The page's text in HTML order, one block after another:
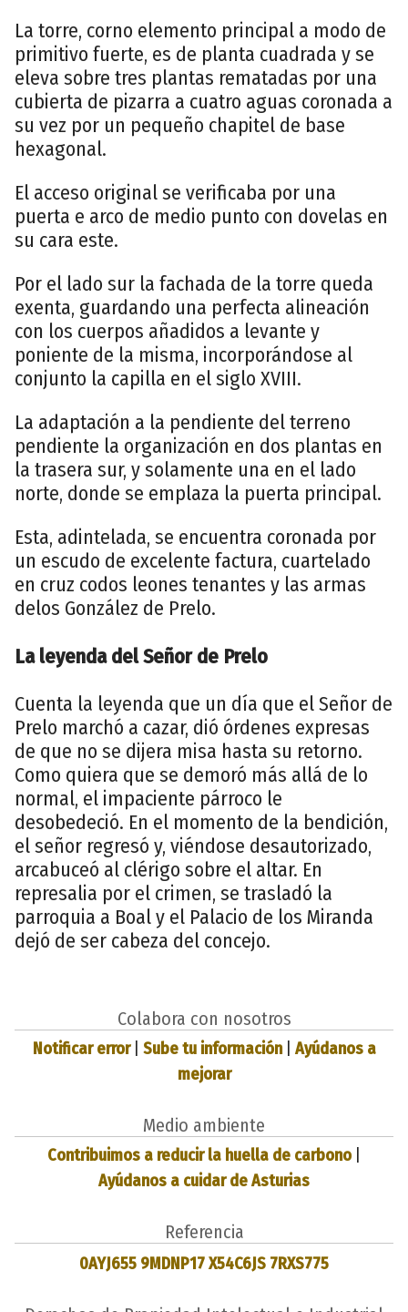
La torre, corno elemento principal a modo de
primitivo fuerte, es de planta cuadrada y se
eleva sobre tres plantas rematadas por una
cubierta de pizarra a cuatro aguas coronada a
su vez por un pequeño chapitel de base
hexagonal.
El acceso original se verificaba por una
puerta e arco de medio punto con dovelas en
su cara este.
Por el lado sur la fachada de la torre queda
exenta, guardando una perfecta alineación
con los cuerpos añadidos a levante y
poniente de la misma, incorporándose al
conjunto la capilla en el siglo XVIII.
La adaptación a la pendiente del terreno
pendiente la organización en dos plantas en
la trasera sur, y solamente una en el lado
norte, donde se emplaza la puerta principal.
Esta, adintelada, se encuentra coronada por
un escudo de excelente factura, cuartelado
en cruz codos leones tenantes y las armas
delos González de Prelo.
La leyenda del Señor de Prelo
Cuenta la leyenda que un día que el Señor de
Prelo marchó a cazar, dió órdenes expresas
de que no se dijera misa hasta su retorno.
Como quiera que se demoró más allá de lo
normal, el impaciente párroco le
desobedeció. En el momento de la bendición,
el señor regresó y, viéndose desautorizado,
arcabuceó al clérigo sobre el altar. En
represalia por el crimen, se trasladó la
parroquia a Boal y el Palacio de los Miranda
dejó de ser cabeza del concejo.
Colabora con nosotros
Notificar error| Sube tu información| Ayúdanos a
mejorar
Medio ambiente
Contribuimos a reducir la huella de carbono
Ayúdanos a cuidar de Asturias
Referencia
0AYJ655 9MDNP17 X54C6JS 7RXS775